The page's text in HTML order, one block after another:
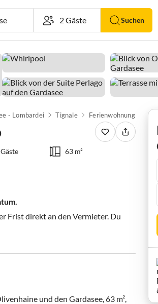
Suchen
- Lombardei Tignale Ferienwohnung Suite
63 m²
Frist direkt an den Vermieter. Du
und den Gardasee, 63 m²,